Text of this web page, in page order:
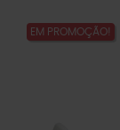
EM PROMOÇÃO!